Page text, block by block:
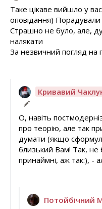
Таке цікаве вийшло у
оповідання)
Страшно не було, але,
налякати
За незвичний погляд
Кривавий
О, навіть
про теорію, але так
думати (якщо
близький Вам! Так, не
принаймні, аж так:), -
Потойбічний